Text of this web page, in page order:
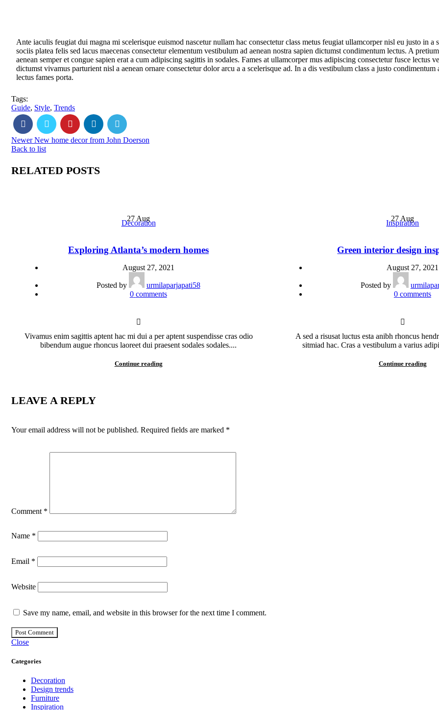
Ante iaculis feugiat dui magna mi scelerisque euismod nascetur nullam hac consectetur class metus feugiat ullamcorper nisl eu justo in a
sociis platea felis sed lacus maecenas consectetur elementum vestibulum ad aenean nostra sapien dictumst condimentum lectus. A
aenean semper et congue sapien erat a cum adipiscing sagittis in sodales. Fames at ullamcorper mus adipiscing consectetur fusce lectus
dictumst vivamus parturient nisl a aenean ornare consectetur dolor arcu a a scelerisque ad. In a dis vestibulum class a justo condimentum
lectus fames porta.
Tags:
Guide, Style, Trends
Newer New home decor from John Doerson
Back to list
RELATED POSTS
27 Aug
Decoration
Exploring Atlanta’s modern homes
August 27, 2021
Posted by
urmilaparjapati58
0 comments
Vivamus enim sagittis aptent hac mi dui a per aptent suspendisse cras odio
bibendum augue rhoncus laoreet dui praesent sodales sodales....
Continue reading
27Aug
Inspiration
Green interior design
August 27, 2021
Posted by
0 comments
A sed a risusat luctus esta anibh rhoncus
sitmiad hac. Cras a vestibulum a varius
Continue reading
LEAVE A REPLY
Your email address will not be published. Required fields are marked *
Comment *
Name *
Email *
Website
Save my name, email, and website in this browser for the next time I comment.
Close
Categories
Decoration
Design trends
Furniture
Inspiration